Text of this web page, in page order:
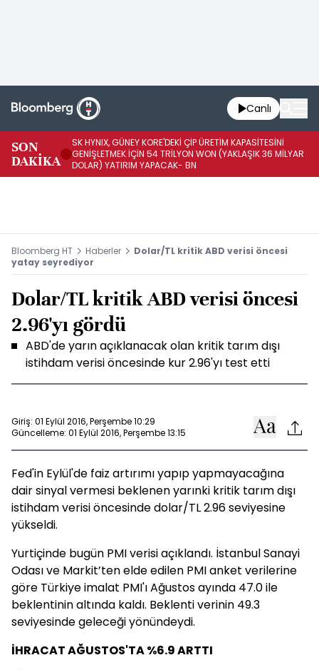
Canlı
SON
DAKİKA
SK HYNIX, GÜNEY KORE'DEKİ ÇİP ÜRETİM KAPASİTESİNİ
GENİŞLETMEK İÇİN 54 TRİLYON WON (YAKLAŞIK 36 MİLYAR
DOLAR) YATIRIM YAPACAK- BN
Bloomberg HT Haberler
Dolar/TL kritik ABD verisi öncesi
yatay seyrediyor
Dolar/TL kritik ABD verisi öncesi
2.96'yı gördü
ABD'de yarın açıklanacak olan kritik tarım dışı
istihdam verisi öncesinde kur 2.96'yı test etti
Giriş: 01 Eylül 2016, Perşembe 10:29
Güncelleme: 01 Eylül 2016, Perşembe 13:15
Fed'in Eylül'de faiz artırımı yapıp yapmayacağına
dair sinyal vermesi beklenen yarınki kritik tarım dışı
istihdam verisi öncesinde dolar/TL 2.96 seviyesine
yükseldi.
Yurtiçinde bugün PMI verisi açıklandı. İstanbul Sanayi
Odası ve Markit’ten elde edilen PMI anket verilerine
göre Türkiye imalat PMI'ı Ağustos ayında 47.0 ile
beklentinin altında kaldı. Beklenti verinin 49.3
seviyesinde geleceği yönündeydi.
İHRACAT AĞUSTOS'TA %6.9 ARTTI